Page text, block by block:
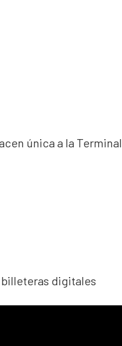
única a la Terminal
digitales